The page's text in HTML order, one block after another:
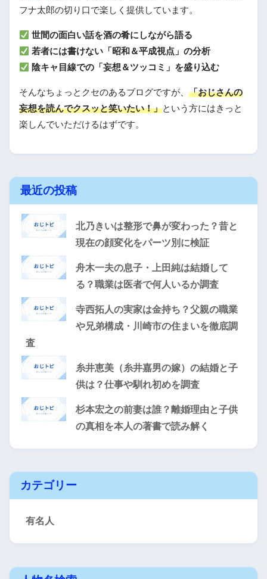
フナ太郎の切り口で楽しく提供しています。
世間の面白い話を酒の肴にしながら語る
若者には書けない「昭和＆平成視点」の分析
陰キャ目線での「妄想＆ツッコミ」を盛り込む
そんなちょっとクセのあるブログですが、 「おじさんの
妄想を読んでクスッと笑いたい！」という方にはきっと
楽しんでいただけるはずです。
最近の投稿
北乃きいは整形で鼻が変わった？昔と
現在の顔変化をパーツ別に検証
舟木一夫の息子・上田純は結婚して
る？職業は医者で何人いるか調査
寺西拓人の実家は金持ち？父親の職業
や兄弟構成・川崎市の住まいを徹底調
査
糸井恵美（糸井嘉男の嫁）の結婚と子
供は？仕事や馴れ初めを調査
杉本宏之の前妻は誰？離婚理由と子供
の真相を本人の著書で読み解く
カテゴリー
有名人